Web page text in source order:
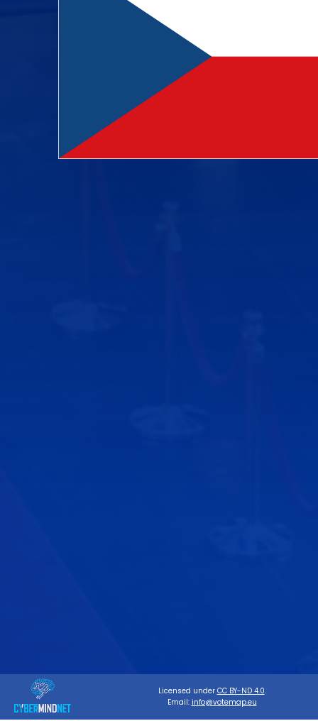
Licensed under CC BY-ND 4.0.
Email: info@votemap.eu